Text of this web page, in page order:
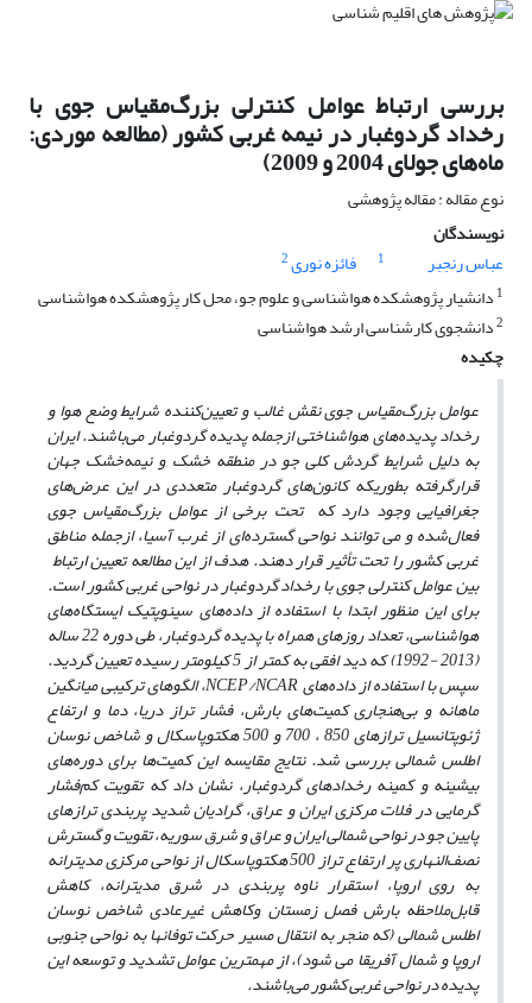
بررسی ارتباط عوامل کنترلی بزرگ‌مقیاس جوی با
رخداد گردوغبار در نیمه غربی کشور (مطالعه موردی:
ماه‌های جولای 2004 و 2009)
نوع مقاله : مقاله پژوهشی
نویسندگان
عباس رنجبر
1 فائزه نوری2
1 دانشیار پژوهشکده هواشناسی و علوم جو، محل کار پژوهشکده هواشناسی
2دانشجوی کارشناسی ارشد هواشناسی
چکیده
عوامل بزرگ‌مقیاس جوی نقش غالب و تعیین‌کننده شرایط وضع هوا و
رخداد پدیده‌های هواشناختی ازجمله پدیده گردوغبار می‌باشند. ایران
به دلیل شرایط گردش کلی جو در منطقه خشک و نیمه‌خشک جهان
قرارگرفته بطوریکه کانون‌های گردوغبار متعددی در این عرض‌های
جغرافیایی وجود دارد که تحت برخی از عوامل بزرگ‌مقیاس جوی
فعال‌شده و می توانند نواحی گسترده‌ای از غرب آسیا، ازجمله مناطق
غربی کشور را تحت تأثیر قرار ‌دهند. هدف از این مطالعه تعیین ارتباط
بین عوامل کنترلی جوی با رخداد گردوغبار در نواحی غربی کشور است.
برای این منظور ابتدا با استفاده از داده‌های سینوپتیک ایستگاه‌های
هواشناسی، تعداد روزهای همراه با پدیده گردوغبار، طی دوره 22 ساله
(2013 -1992) که دید افقی به کمتر از 5 کیلومتر رسیده تعیین گردید.
سپس با استفاده از داده‌های NCEP/NCAR، الگوهای ترکیبی میانگین
ماهانه و بی‌هنجاری‌ کمیت‌های بارش، فشار تراز دریا، دما و ارتفاع
ژئوپتانسیل ترازهای 850 ، 700 و 500 هکتوپاسکال و شاخص نوسان
اطلس شمالی بررسی شد. نتایج مقایسه این کمیت‌ها برای دوره‌های
بیشینه و کمینه رخدادهای گردوغبار، نشان داد که تقویت کم‌فشار
گرمایی در فلات مرکزی ایران و عراق، گرادیان شدید پربندی ترازهای
پایین جو در نواحی شمالی ایران و عراق و شرق سوریه، تقویت و گسترش
نصف‌النهاری پر ارتفاع تراز 500 هکتوپاسکال از نواحی مرکزی مدیترانه
به روی اروپا، استقرار ناوه پربندی در شرق مدیترانه، کاهش
قابل‌ملاحظه بارش فصل زمستان وکاهش غیرعادی شاخص نوسان
اطلس شمالی (که منجر به انتقال مسیر حرکت توفانها به نواحی جنوبی
اروپا و شمال آفریقا می شود)، از مهمترین عوامل تشدید و توسعه این
پدیده در نواحی غربی کشور می‌باشند.